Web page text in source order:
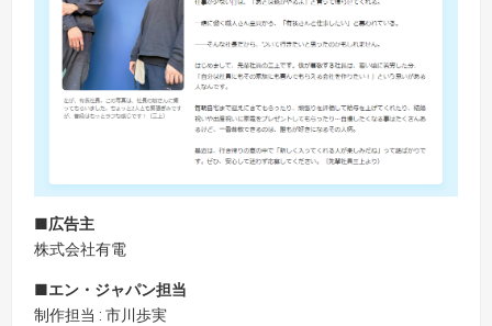
■広告主
株式会社有電
■エン・ジャパン担当
制作担当 : 市川歩実